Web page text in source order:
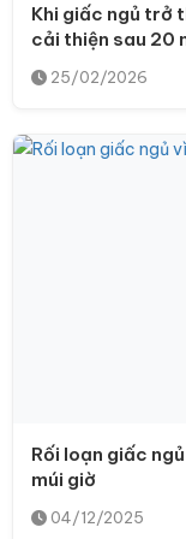
Khi giấc ngủ trở
cải thiện sau 20
25/02/2026
Rối loạn giấc
múi giờ
04/12/2025